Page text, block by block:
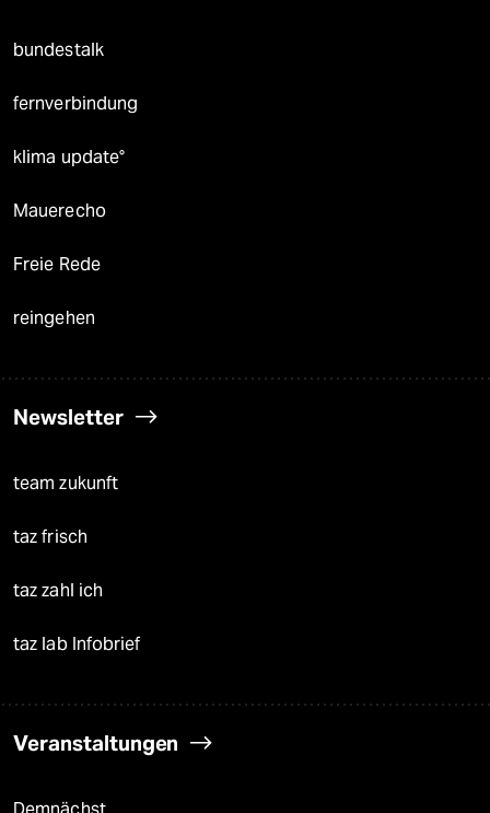
bundestalk
fernverbindung
klima update°
Mauerecho
Freie Rede
reingehen
Newsletter
team zukunft
taz frisch
taz zahl ich
taz lab Infobrief
Veranstaltungen
Demnächst